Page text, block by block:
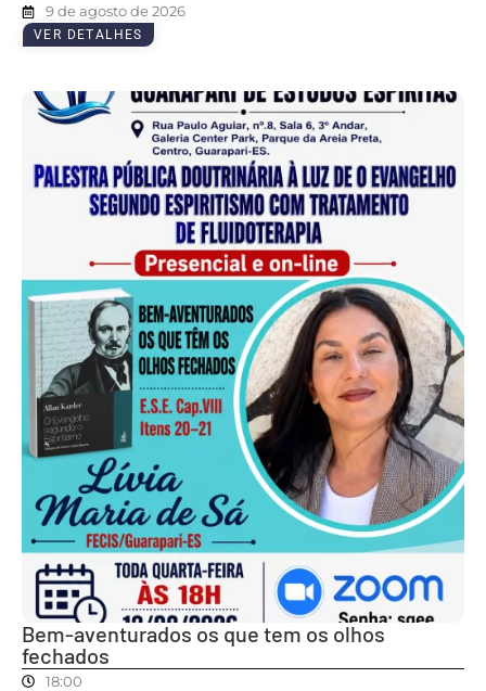
9 de agosto de 2026
VER DETALHES
Bem-aventurados os que tem os olhos
fechados
18:00